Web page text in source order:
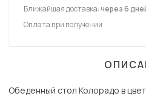
Ближайшая доставка:через 6
Оплата при получении
Обеденный стол Колорадо в